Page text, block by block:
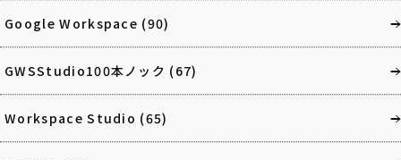
Google Workspace (90)
GWSStudio100本ノック (67)
Workspace Studio (65)